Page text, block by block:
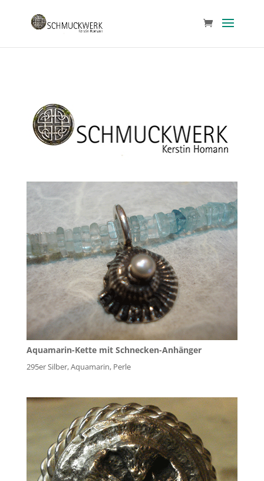
Aquamarin-Kette mit Schnecken-Anhänger
295er Silber, Aquamarin, Perle